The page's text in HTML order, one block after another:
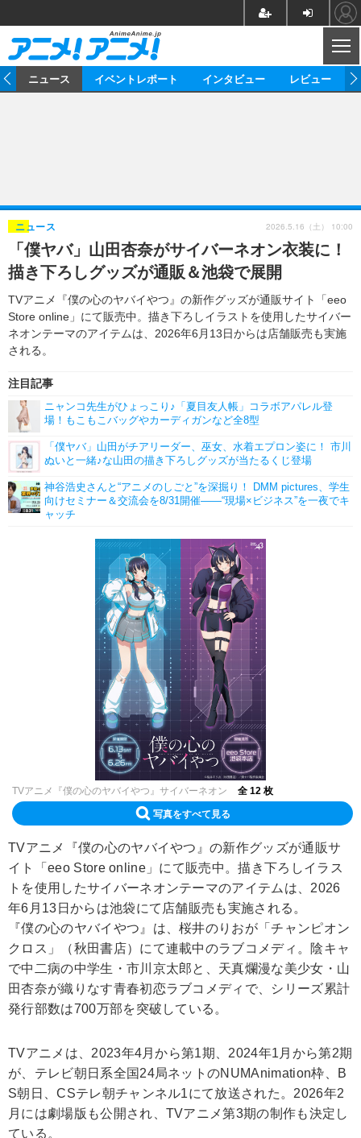
ゲーム グッズ
イベント 海外
海外イベント ビジネス
俳優・タレント アーティスト
ビジネス
アニメ 実写
書評 イベント
ゲーム 座談会
動画
アニメ！アニメ！TV ABEMA Cafe
ニュース イベントレポート インタビュー レビュー
「僕ヤバ」山田杏奈がサイバーネオン衣装に！
描き下ろしグッズが通販＆池袋で展開
TVアニメ『僕の心のヤバイやつ』の新作グッズが通販サイト「eeo
Store online」にて販売中。描き下ろしイラストを使用したサイバー
ネオンテーマのアイテムは、2026年6月13日からは店舗販売も実施
される。
ニュース
注目記事
ニャンコ先生がひょっこり♪「夏目友人帳」コラボアパレル登
場！もこもこバッグやカーディガンなど全8型
「僕ヤバ」山田がチアリーダー、巫女、水着エプロン姿に！ 市川
ぬいと一緒♪な山田の描き下ろしグッズが当たるくじ登場
神谷浩史さんと“アニメのしごと”を深掘り！ DMM pictures、学生
向けセミナー＆交流会を8/31開催――“現場×ビジネス”を一夜でキ
ャッチ
2026.5.16（土） 10:00
TVアニメ『僕の心のヤバイやつ』サイバーネオン 全 12 枚
写真をすべて見る
TVアニメ『僕の心のヤバイやつ』の新作グッズが通販サ
イト「eeo Store online」にて販売中。描き下ろしイラス
トを使用したサイバーネオンテーマのアイテムは、2026
年6月13日からは池袋にて店舗販売も実施される。
『僕の心のヤバイやつ』は、桜井のりおが「チャンピオン
クロス」（秋田書店）にて連載中のラブコメディ。陰キャ
で中二病の中学生・市川京太郎と、天真爛漫な美少女・山
田杏奈が織りなす青春初恋ラブコメディで、シリーズ累計
発行部数は700万部を突破している。
TVアニメは、2023年4月から第1期、2024年1月から第2期
が、テレビ朝日系全国24局ネットのNUMAnimation枠、B
S朝日、CSテレ朝チャンネル1にて放送された。2026年2
月には劇場版も公開され、TVアニメ第3期の制作も決定し
ている。